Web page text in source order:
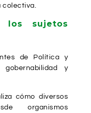
colectiva.
los sujetos
de Política y
y
cómo diversos
organismos